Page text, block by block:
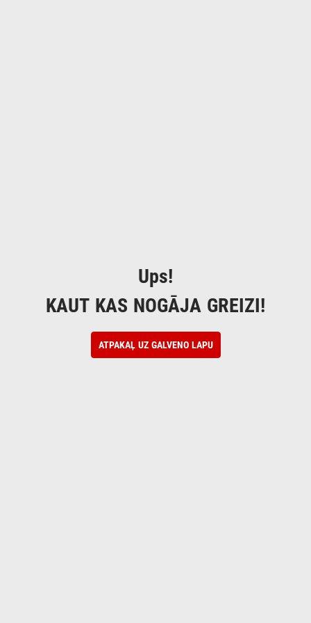
Ups!
KAUT KAS NOGĀJA GREIZI!
ATPAKAĻ UZ GALVENO LAPU